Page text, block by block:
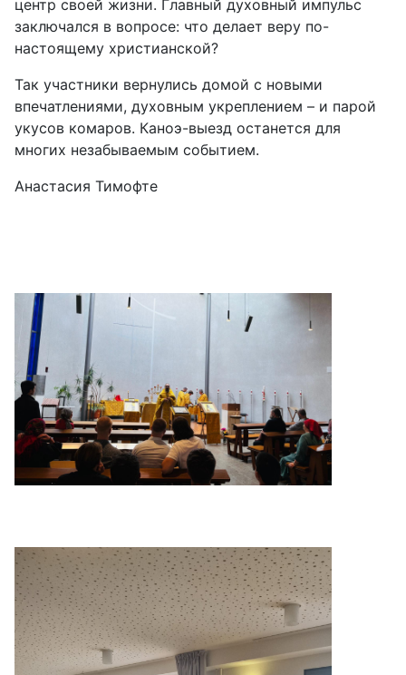
центр своей жизни. Главный духовный импульс
заключался в вопросе: что делает веру по-
настоящему христианской?
Так участники вернулись домой с новыми
впечатлениями, духовным укреплением – и парой
укусов комаров. Каноэ-выезд останется для
многих незабываемым событием.
Анастасия Тимофте